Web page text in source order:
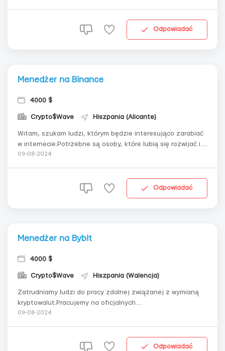
Codzienne wynagrodzenieAby się skonta...Odpowiadać
Menedżer na Binance
4000 $
Crypto$Wave Hiszpania (Alicante)
Witam, szukam ludzi, którym będzie interesująco zarabiać
w internecie.Potrzebne są osoby, które lubią się rozwijać i
próbować nowych rzeczy.Praca na giełdach Bybit/Binance.
łączenie z główną pracą.Aby s...
09-08-2024
Odpowiadać
Menedżer na Bybit
4000 $
Crypto$Wave Hiszpania (Walencja)
Zatrudniamy ludzi do pracy zdalnej związanej z wymianą
kryptowalut.Pracujemy na oficjalnych
platformach.Natychmiastowy start.Elastyczny grafik,
skontaktować się ze mną, napisz na telegram
09-08-2024
Odpowiadać